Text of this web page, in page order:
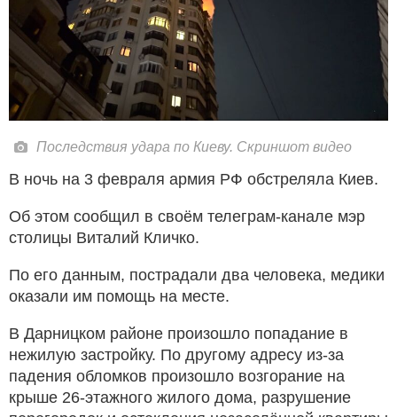
Последствия удара по Киеву. Скриншот видео
В ночь на 3 февраля армия РФ обстреляла Киев.
Об этом сообщил в своём телеграм-канале мэр
столицы Виталий Кличко.
По его данным, пострадали два человека, медики
оказали им помощь на месте.
В Дарницком районе произошло попадание в
нежилую застройку. По другому адресу из-за
падения обломков произошло возгорание на
крыше 26-этажного жилого дома, разрушение